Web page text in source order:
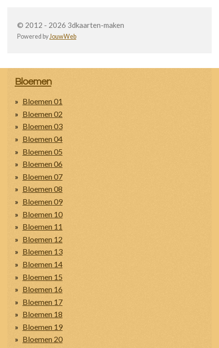
© 2012 - 2026 3dkaarten-maken
Powered byJouwWeb
Bloemen
Bloemen 01
Bloemen 02
Bloemen 03
Bloemen 04
Bloemen 05
Bloemen 06
Bloemen 07
Bloemen 08
Bloemen 09
Bloemen 10
Bloemen 11
Bloemen 12
Bloemen 13
Bloemen 14
Bloemen 15
Bloemen 16
Bloemen 17
Bloemen 18
Bloemen 19
Bloemen 20